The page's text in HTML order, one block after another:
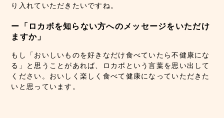
り入れていただきたいですね。
ー「ロカボを知らない方へのメッセージをいただけ
ますか」
もし「おいしいものを好きなだけ食べていたら不健康にな
る」と思うことがあれば、ロカボという言葉を思い出して
ください。おいしく楽しく食べて健康になっていただきた
いと思っています。